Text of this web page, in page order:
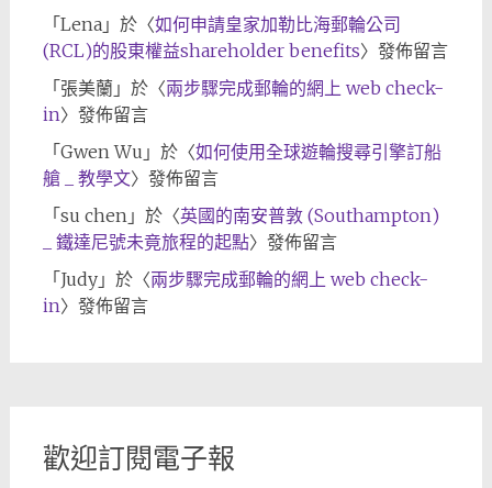
「 Lena」於〈如何申請皇家加勒比海郵輪公司
(RCL)的股東權益shareholder benefits〉發佈留言
「 張美蘭 」於〈兩步驟完成郵輪的網上 web check-
in〉發佈留言
「 Gwen Wu 」於〈如何使用全球遊輪搜尋引擎訂船
艙 _ 教學文〉發佈留言
「 su chen」於〈英國的南安普敦 (Southampton)
_ 鐵達尼號未竟旅程的起點〉發佈留言
「 Judy」於〈兩步驟完成郵輪的網上 web check-
in〉發佈留言
歡迎訂閱電子報